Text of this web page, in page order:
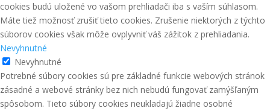
cookies budú uložené vo vašom prehliadači iba s vaším súhlasom.
Máte tiež možnosť zrušiť tieto cookies. Zrušenie niektorých z týchto
súborov cookies však môže ovplyvniť váš zážitok z prehliadania.
Nevyhnutné
Nevyhnutné
Potrebné súbory cookies sú pre základné funkcie webových stránok
zásadné a webové stránky bez nich nebudú fungovať zamýšľaným
spôsobom. Tieto súbory cookies neukladajú žiadne osobné